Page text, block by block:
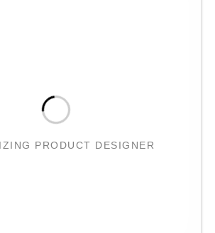
PRODUCT DESIGNER